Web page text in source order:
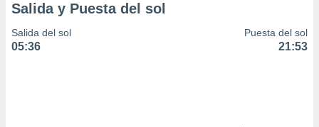
Salida y Puesta del sol
Salida del sol
05:36
Puesta del sol
21:53